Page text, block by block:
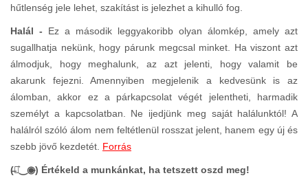
hűtlenség jele lehet, szakítást is jelezhet a kihulló fog.
Halál - Ez a második leggyakoribb olyan álomkép, amely azt
sugallhatja nekünk, hogy párunk megcsal minket. Ha viszont azt
álmodjuk, hogy meghalunk, az azt jelenti, hogy valamit be
akarunk fejezni. Amennyiben megjelenik a kedvesünk is az
álomban, akkor ez a párkapcsolat végét jelentheti, harmadik
személyt a kapcsolatban. Ne ijedjünk meg saját halálunktól! A
halálról szóló álom nem feltétlenül rosszat jelent, hanem egy új és
szebb jövő kezdetét. Forrás
(̶◉͛‿◉̶) Értékeld a munkánkat, ha tetszett oszd meg!